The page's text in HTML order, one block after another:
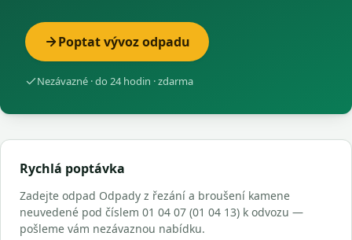
Poptat vývoz odpadu
Nezávazné · do 24 hodin · zdarma
Rychlá poptávka
Zadejte odpad Odpady z řezání a broušení kamene
neuvedené pod číslem 01 04 07 (01 04 13) k odvozu —
pošleme vám nezávaznou nabídku.